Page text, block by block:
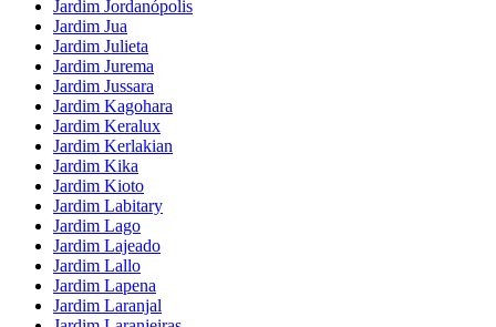
Jardim Jordanópolis
Jardim Jua
Jardim Julieta
Jardim Jurema
Jardim Jussara
Jardim Kagohara
Jardim Keralux
Jardim Kerlakian
Jardim Kika
Jardim Kioto
Jardim Labitary
Jardim Lago
Jardim Lajeado
Jardim Lallo
Jardim Lapena
Jardim Laranjal